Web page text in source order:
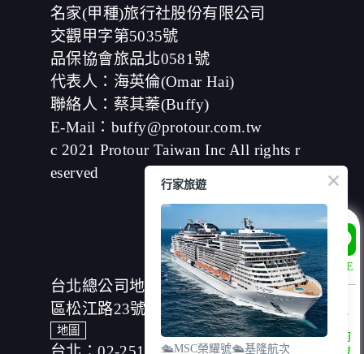
他用途。
在您於本網站註冊帳號、使用本網站相關產品、服務、活
動或贈獎時，本網站會收集您的個人識別資料，本網站也
可以從商業夥伴處取得個人資料。
當客戶在本網站註冊時，我們會取得您的姓名、電話、住
址、身份證字號、電子郵件、出生日期、性別、行業等相
關資料，當您註冊成功，並登入使用我們的服務後，我們
即取得您的資料。註冊時，本網站取得您的姓名、電話、
住址、身份證字號、電子郵件、出生日期、性別、行業等
相關資料，當您註冊成功，並登入使用我們的服務後，本
網站即取得您的資料。
其他除了上述，會保留您在上網瀏覽或查詢時，伺服器自
行產生的相關記錄，包括您使用連線設備的 IP 位址、使用
時間、使用的瀏覽器、瀏覽及點選資料紀錄等。本網站會
對個別連線者的瀏覽器予以標示，歸納使用者瀏覽器在本
網站內部所瀏覽的網頁，除非您願意告知您的個人資料，
否則本網站不會也無法將此項記錄和您對應。請您注意，
在本網站網刊登廣告之廠商，或與連結本網站，也可能蒐
集您個人的資料。對於您主動提供的個人資訊，這些廣告
廠商、或連結網站有其個別的私權保護政策，其資料處理
措施不適用本網站隱私權保護政策，本公司不負任何連帶
名家(甲種)旅行社股份有限公司
交觀甲字第5035號
品保協會旅品北0581號
代表人：海英倫(Omar Hai)
聯絡人：蔡其蓁(Buffy)
E-Mail：buffy@protour.com.tw
c 2021 Protour Taiwan Inc All rights r
eserved
台北總公司地址：(104)台北市中山
區松江路23號7樓、8樓
地圖
LINE
諮詢
專線
行家旅遊
🛳️MSC榮耀號🛳️基隆航次